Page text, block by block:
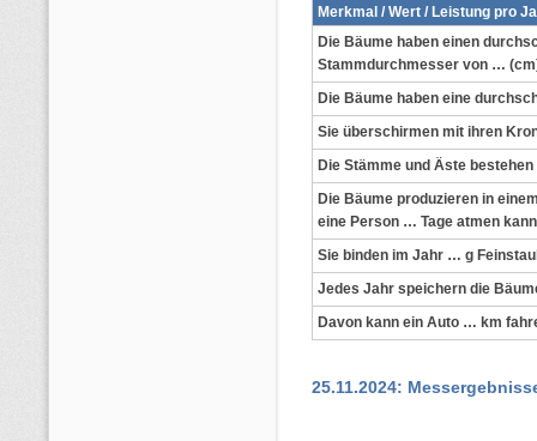
Merkmal / Wert / Leistung pro
Die Bäume haben einen
Stammdurchmesser von …
Die Bäume haben eine
Sie überschirmen mit ihren
Die Stämme und Äste
Die Bäume produzieren in
eine Person … Tage atmen kann
Sie binden im Jahr … g
Jedes Jahr speichern die
Davon kann ein Auto … km
25.11.2024: